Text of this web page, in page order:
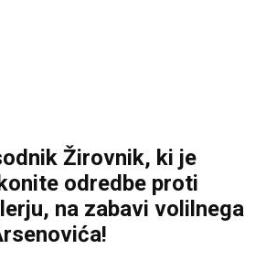
Žirovnik, ki je
odredbe proti
na zabavi volilnega